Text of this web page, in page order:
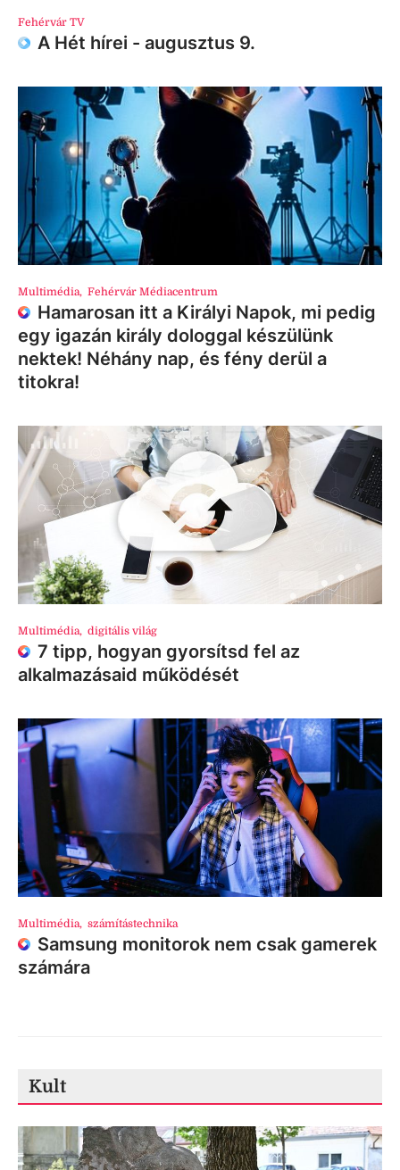
Fehérvár TV
A Hét hírei - augusztus 9.
Multimédia, Fehérvár Médiacentrum
Hamarosan itt a Királyi Napok, mi pedig
egy igazán király dologgal készülünk
nektek! Néhány nap, és fény derül a
titokra!
Multimédia, digitális világ
7 tipp, hogyan gyorsítsd fel az
alkalmazásaid működését
Multimédia, számítástechnika
Samsung monitorok nem csak gamerek
számára
Kult